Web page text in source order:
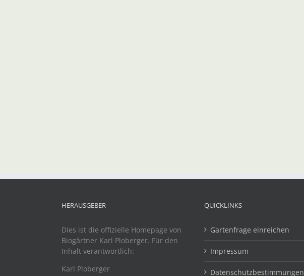
HERAUSGEBER
Dies ist die offizielle Homepage von
Biogärtner Karl Ploberger. Für den
Inhalt verantwortlich:
Karl Ploberger
QUICKLINKS
Gartenfrage einreichen
Impressum
Datenschutzbestimmungen